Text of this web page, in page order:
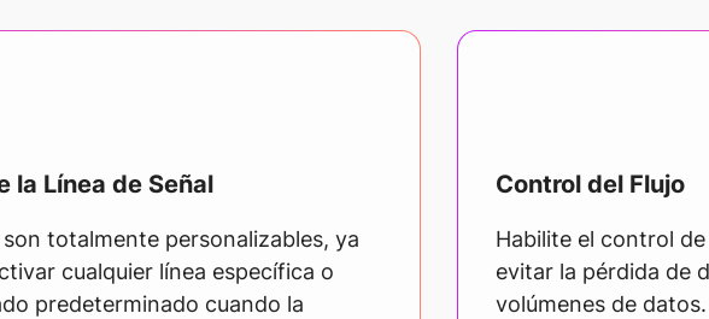
la Línea de Señal
son totalmente personalizables, ya
cualquier línea específica o
predeterminado cuando la
Control del Flujo
Habilite el control
evitar la pérdida de
volúmenes de